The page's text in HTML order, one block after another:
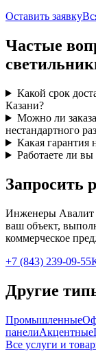
Оставить заявку
Частые
Какой срок
Казани?
Можно ли
нестандартного
Какая гарантия
Работаете ли
Запросить
Инженеры Авалит
ваш объект,
коммерческое
+7 (843) 239-09-55
Другие
Промышленные
панелиАкцентные
Все услуги и